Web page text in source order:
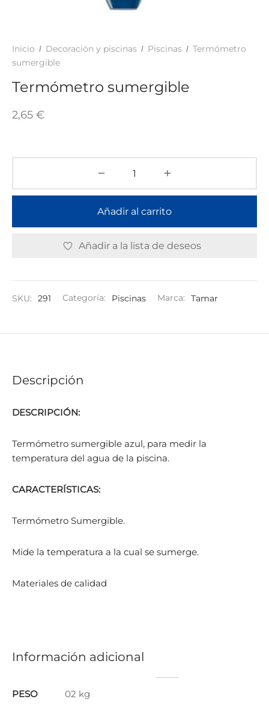
Inicio / Decoración y piscinas / Piscinas / Termómetro
sumergible
Termómetro sumergible
2,65 €
Añadir al carrito
Añadir a la lista de deseos
SKU: 291 Categoría: Piscinas Marca: Tamar
Descripción
DESCRIPCIÓN:
Termómetro sumergible azul, para medir la
temperatura del agua de la piscina.
CARACTERÍSTICAS:
Termómetro Sumergible.
Mide la temperatura a la cual se sumerge.
Materiales de calidad
Información adicional
PESO 02 kg
TINTES Y MANUALIDADES